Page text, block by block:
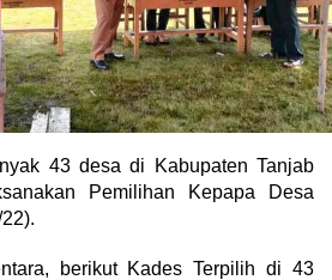
43 desa di Kabupaten Tanjab
Pemilihan Kepapa Desa
berikut Kades Terpilih di 43